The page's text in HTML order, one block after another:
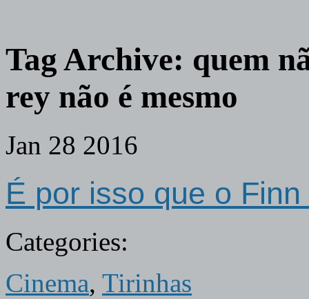
Tag Archive: quem
rey não é mesmo
Jan 28 2016
É por isso que o
Categories:
Cinema, Tirinhas